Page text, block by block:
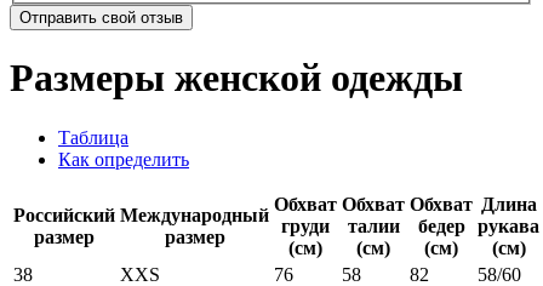
Отправить свой отзыв
Размеры женской одежды
Таблица
Как определить
Российский
размер
Международный
размер
Обхват
груди
(см)
Обхват
талии
(см)
Обхват
бедер
(см)
Длина
рукава
(см)
38
XXS 76 58 82
58/60